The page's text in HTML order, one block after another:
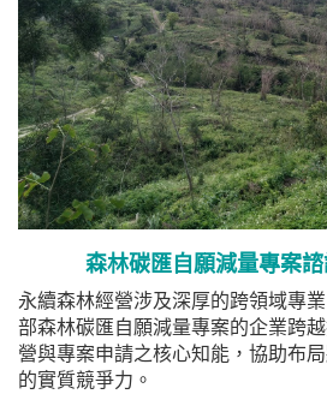
森林碳匯自願減量專案
永續森林經營涉及深厚的跨領域專
部森林碳匯自願減量專案的企業跨
營與專案申請之核心知能，協助布
的實質競爭力。